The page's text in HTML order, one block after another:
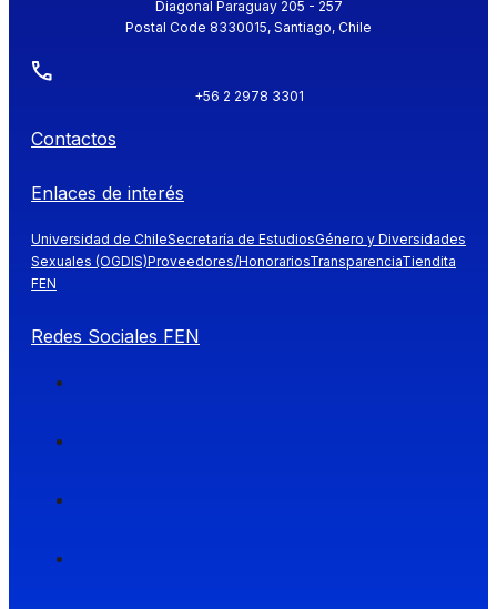
Diagonal Paraguay 205 - 257
Postal Code 8330015, Santiago, Chile
+56 2 2978 3301
Contactos
Enlaces de interés
Universidad de ChileSecretaría de EstudiosGénero y Diversidades
Sexuales (OGDIS)Proveedores/HonorariosTransparenciaTiendita
FEN
Redes Sociales FEN